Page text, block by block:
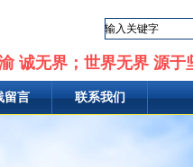
诚无界；世界无界 源于
留言 联系我们